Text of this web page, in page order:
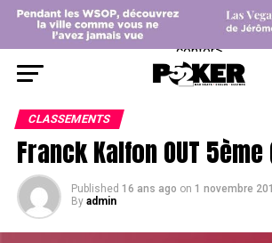
center>
CLASSEMENTS
Franck Kalfon OUT
Published 16 ans ago on 1 novembre
By admin